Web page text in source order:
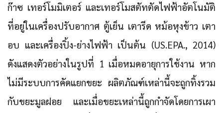
ก๊าซ เทอร์โมมิเตอร์ และเทอร์โมสตัทตัดไฟฟ้าอัตโนมัติ
ที่อยู่ในเครื่องปรับอากาศ ตู้เย็น เตารีด หม้อหุงข้าว เตา
อบ และเครื่องปิ้ง-ย่างไฟฟ้า เป็นต้น (US.EPA., 2014)
ดังแสดงตัวอย่างในรูปที่ 1 เมื่อหมดอายุการใช้งาน หาก
ไม่มีระบบการคัดแยกขยะ ผลิตภัณฑ์เหล่านี้จะถูกทิ้งรวม
กับขยะมูลฝอย และเมื่อขยะเหล่านี้ถูกกำจัดโดยการเผา